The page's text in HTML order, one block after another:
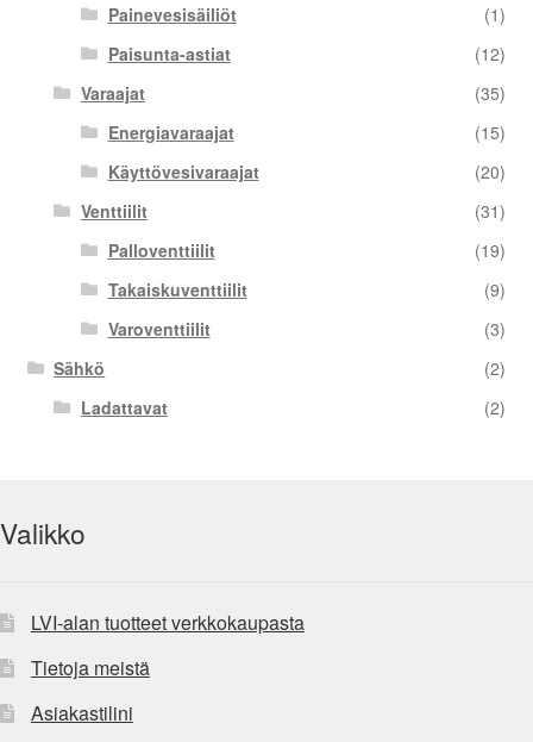
Painevesisäiliöt
(1)
Paisunta-astiat
(12)
Varaajat
(35)
Energiavaraajat
(15)
Käyttövesivaraajat
(20)
Venttiilit
(31)
Palloventtiilit
(19)
Takaiskuventtiilit
(9)
Varoventtiilit
(3)
Sähkö
(2)
Ladattavat
(2)
Valikko
LVI-alan tuotteet verkkokaupasta
Tietoja meistä
Asiakastilini